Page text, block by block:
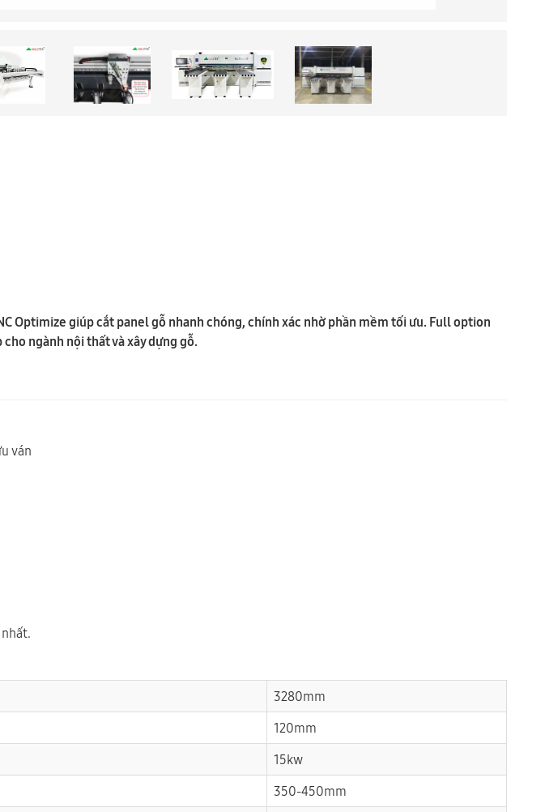
Optimize giúp cắt panel gỗ nhanh chóng, chính xác nhờ phần mềm tối ưu. Full option
ngành nội thất và xây dựng gỗ.
ván
3280mm
120mm
15kw
350-450mm